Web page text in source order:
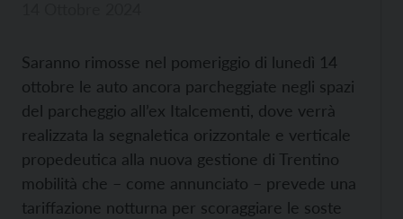
Saranno rimosse nel pomeriggio di lunedì 14
ottobre le auto ancora parcheggiate negli spazi
del parcheggio all’ex Italcementi, dove verrà
realizzata la segnaletica orizzontale e verticale
propedeutica alla nuova gestione di Trentino
mobilità che – come annunciato – prevede una
tariffazione notturna per scoraggiare le soste